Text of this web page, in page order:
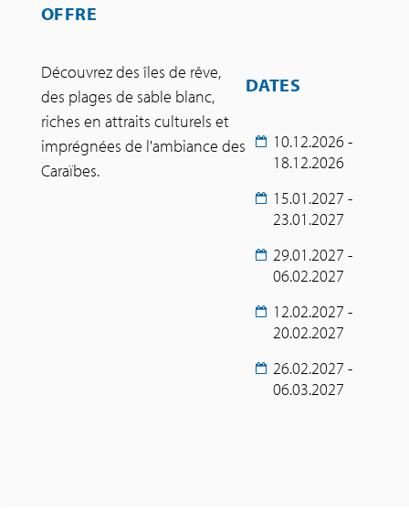
OFFRE
Découvrez des îles de rêve,
des plages de sable blanc,
riches en attraits culturels et
imprégnées de l'ambiance des
Caraïbes.
DATES
10.12.2026 -
18.12.2026
15.01.2027 -
23.01.2027
29.01.2027 -
06.02.2027
12.02.2027 -
20.02.2027
26.02.2027 -
06.03.2027